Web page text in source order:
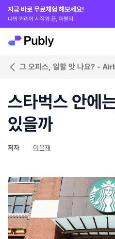
지금 바로 무료체험 해보세요!
나의 커리어 시작과 끝, 퍼블리
그 오피스, 일할 맛 나요? -
스타벅스 안에
있을까
저자 이은재